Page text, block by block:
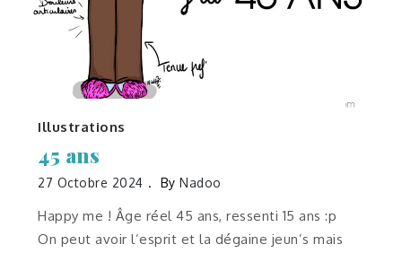
Illustrations
45 ans
27 Octobre 2024 ByNadoo
Happy me ! Âge réel 45 ans, ressenti 15 ans :p
On peut avoir l’esprit et la dégaine jeun’s mais